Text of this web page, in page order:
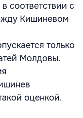
соответствии с
Кишиневом
только
Молдовы.
оценкой.